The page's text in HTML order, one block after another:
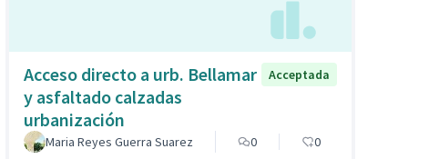
Acceso directo a urb. Bellamar
y asfaltado calzadas
urbanización
Acceptada
Maria Reyes Guerra Suarez 0 0